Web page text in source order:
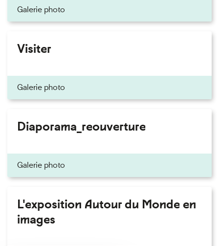
Galerie photo
Visiter
Galerie photo
Diaporama_reouverture
Galerie photo
L'exposition Autour du Monde en
images